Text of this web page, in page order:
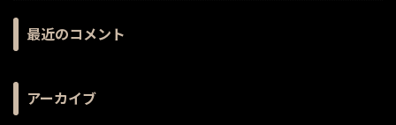
最近のコメント
アーカイブ